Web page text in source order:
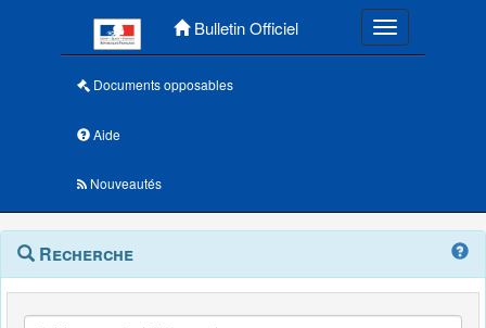
Bulletin Officiel Toggle
Documents opposables
Aide
Nouveautés
Navigation
outils
Menu
contextuel
Recherche